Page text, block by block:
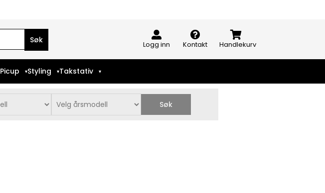
Logg inn Kontakt Handlekurv
Picup Styling Takstativ
Søk